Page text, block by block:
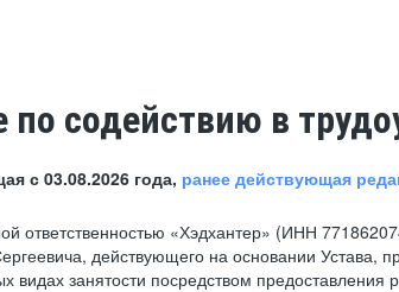
по содействию в
с 03.08.2026 года, ранее действующая
ответственностью «Хэдхантер» (ИНН
действующего на основании
видах занятости посредством